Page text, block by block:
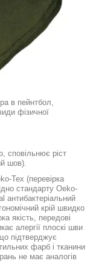
в пейнтбол,
фізичної
сповільнює ріст
шов).
Tex (перевірка
стандарту Oeko-
антибактеріальний
крій швидко
якість, передові
алергії плоскі шви
підтверджує
фарб і тканини
не має аналогів